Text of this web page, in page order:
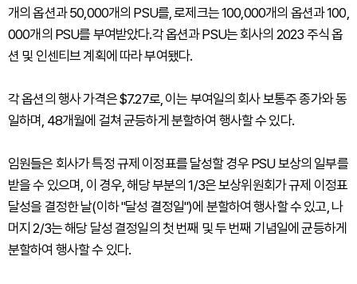
개의 옵션과 50,000개의 PSU를, 로제크는 100,000개의 옵션과 100,
000개의 PSU를 부여받았다.각 옵션과 PSU는 회사의 2023 주식 옵
션 및 인센티브 계획에 따라 부여됐다.
각 옵션의 행사 가격은 $7.27로, 이는 부여일의 회사 보통주 종가와 동
일하며, 48개월에 걸쳐 균등하게 분할하여 행사할 수 있다.
임원들은 회사가 특정 규제 이정표를 달성할 경우 PSU 보상의 일부를
받을 수 있으며, 이 경우, 해당 부분의 1/3은 보상위원회가 규제 이정표
달성을 결정한 날(이하 "달성 결정일")에 분할하여 행사할 수 있고, 나
머지 2/3는 해당 달성 결정일의 첫 번째 및 두 번째 기념일에 균등하게
분할하여 행사할 수 있다.